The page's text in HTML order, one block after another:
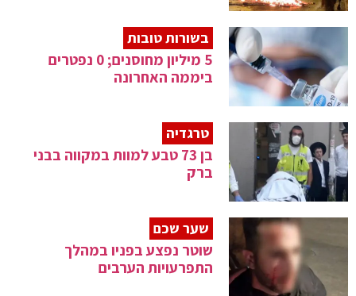
בשורות טובות
5 מיליון מחוסנים; 0 נפטרים
ביממה האחרונה
טרגדיה
בן 73 טבע למוות במקווה בבני
ברק
שער שכם
שוטר נפצע בפניו במהלך
התפרעויות הערבים